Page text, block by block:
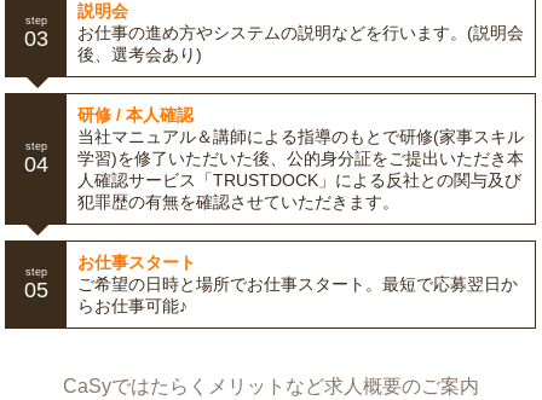
step
03
説明会
お仕事の進め方やシステムの説明などを行います。(説明会
後、選考会あり)
step
04
研修 / 本人確認
当社マニュアル＆講師による指導のもとで研修(家事スキル
学習)を修了いただいた後、公的身分証をご提出いただき本
人確認サービス「TRUSTDOCK」による反社との関与及び
犯罪歴の有無を確認させていただきます。
step
05
お仕事スタート
ご希望の日時と場所でお仕事スタート。最短で応募翌日か
らお仕事可能♪
CaSyではたらくメリットなど求人概要のご案内